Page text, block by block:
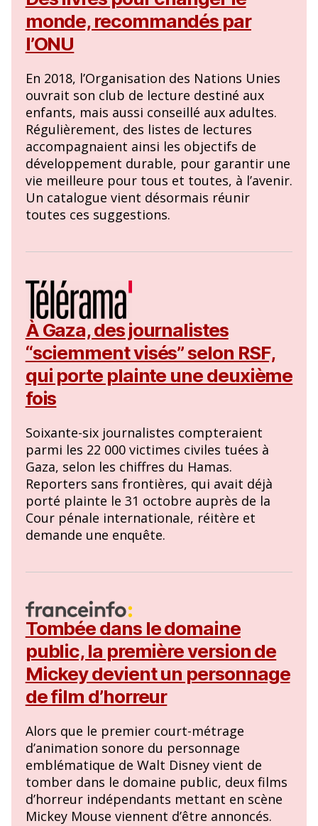
monde, recommandés par
l’ONU
En 2018, l’Organisation des Nations Unies
ouvrait son club de lecture destiné aux
enfants, mais aussi conseillé aux adultes.
Régulièrement, des listes de lectures
accompagnaient ainsi les objectifs de
développement durable, pour garantir une
vie meilleure pour tous et toutes, à l’avenir.
Un catalogue vient désormais réunir
toutes ces suggestions.
À Gaza, des journalistes
“sciemment visés” selon RSF,
qui porte plainte une deuxième
fois
Soixante-six journalistes compteraient
parmi les 22 000 victimes civiles tuées à
Gaza, selon les chiffres du Hamas.
Reporters sans frontières, qui avait déjà
porté plainte le 31 octobre auprès de la
Cour pénale internationale, réitère et
demande une enquête.
Tombée dans le domaine
public, la première version de
Mickey devient un personnage
de film d’horreur
Alors que le premier court-métrage
d’animation sonore du personnage
emblématique de Walt Disney vient de
tomber dans le domaine public, deux films
d’horreur indépendants mettant en scène
Mickey Mouse viennent d’être annoncés.